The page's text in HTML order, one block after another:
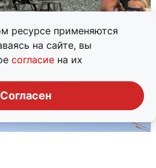
ресурсе применяются
на сайте, вы
согласие на их
Согласен
Сочи рассказали
августа